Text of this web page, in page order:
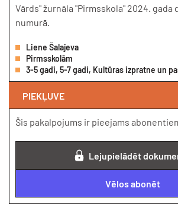
Vārds" žurnāla "Pirmsskola" 2024. gada
numurā.
Liene Šalajeva
Pirmsskolām
PIEKĻUVE
Šis pakalpojums ir pieejams
Lejupielādēt
Vēlos abonēt